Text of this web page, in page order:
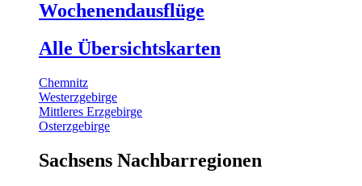
Wochenendausflüge
Alle Übersichtskarten
Chemnitz
Westerzgebirge
Mittleres Erzgebirge
Osterzgebirge
Sachsens Nachbarregionen